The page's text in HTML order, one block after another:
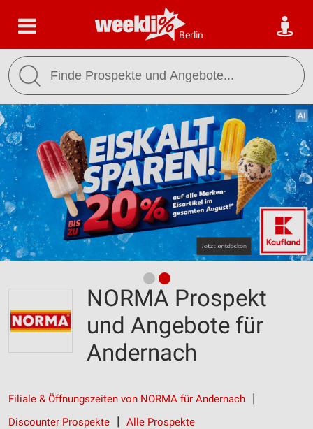
Berlin
NORMA Prospekt
und Angebote für
Andernach
Filiale & Öffnungszeiten von NORMA für Andernach
Discounter Prospekte
Alle Prospekte